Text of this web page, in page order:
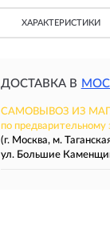
ХАРАКТЕРИСТИКИ
ДОСТАВКА В
САМОВЫВОЗ ИЗ
по предварительному
(г. Москва, м.
ул. Большие